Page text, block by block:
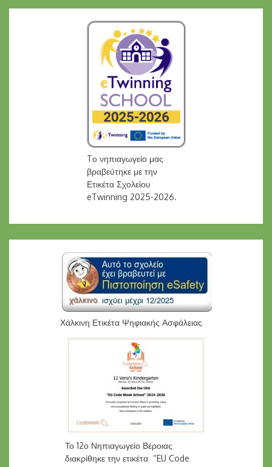
Tο νηπιαγωγείο μας
βραβεύτηκε με την
Ετικέτα Σχολείου
eTwinning 2025-2026.
Χάλκινη Ετικέτα Ψηφιακής Ασφάλειας
Το 12ο Νηπιαγωγείο Βέροιας
διακρίθηκε την ετικέτα “EU Code